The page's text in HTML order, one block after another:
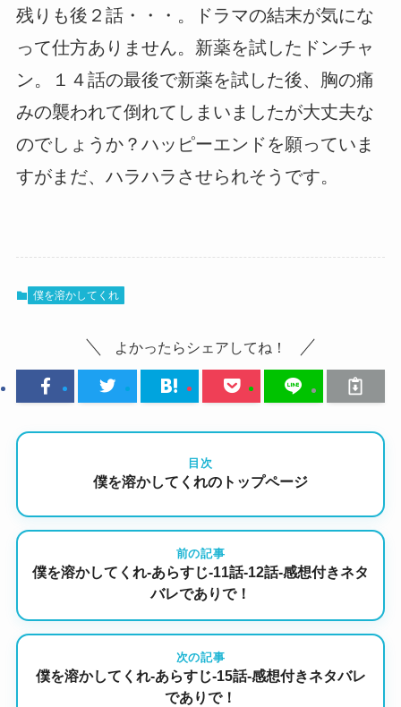
残りも後２話・・・。ドラマの結末が気にな
って仕方ありません。新薬を試したドンチャ
ン。１４話の最後で新薬を試した後、胸の痛
みの襲われて倒れてしまいましたが大丈夫な
のでしょうか？ハッピーエンドを願っていま
すがまだ、ハラハラさせられそうです。
僕を溶かしてくれ
よかったらシェアしてね！
目次
僕を溶かしてくれのトップページ
前の記事
僕を溶かしてくれ-あらすじ-11話-12話-感想付きネタ
バレでありで！
次の記事
僕を溶かしてくれ-あらすじ-15話-感想付きネタバレ
でありで！